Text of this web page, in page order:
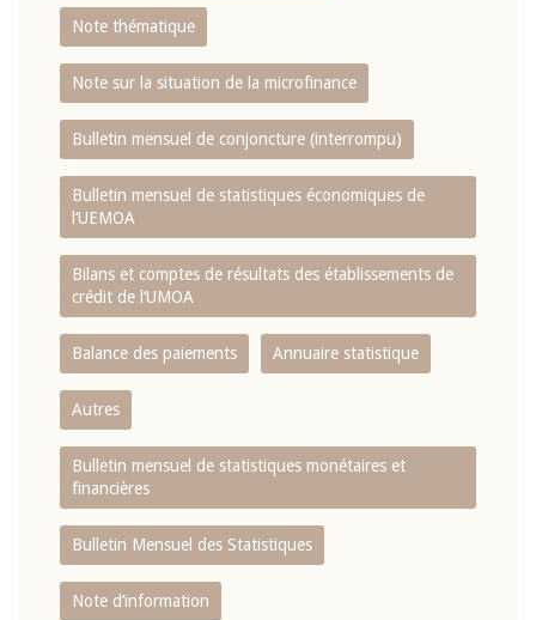
Note thématique
Note sur la situation de la microfinance
Bulletin mensuel de conjoncture (interrompu)
Bulletin mensuel de statistiques économiques de
l‘UEMOA
Bilans et comptes de résultats des établissements de
crédit de l‘UMOA
Balance des paiements Annuaire statistique
Autres
Bulletin mensuel de statistiques monétaires et
financières
Bulletin Mensuel des Statistiques
Note d’information